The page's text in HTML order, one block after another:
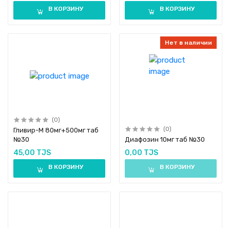
В КОРЗИНУ В КОРЗИНУ
(0)
Гливир-М 80мг+500мг таб
№30
45,00 TJS
В КОРЗИНУ
Нет в наличии
(0)
Диафозин 10мг таб №30
0,00 TJS
В КОРЗИНУ